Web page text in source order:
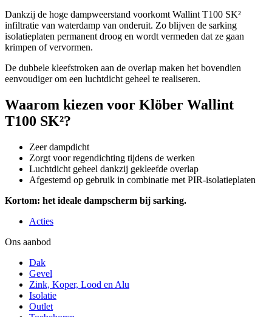
Dankzij de hoge dampweerstand voorkomt Wallint T100 SK²
infiltratie van waterdamp van onderuit. Zo blijven de sarking
isolatieplaten permanent droog en wordt vermeden dat ze gaan
krimpen of vervormen.
De dubbele kleefstroken aan de overlap maken het bovendien
eenvoudiger om een luchtdicht geheel te realiseren.
Waarom kiezen voor Klöber Wallint
T100 SK²?
Zeer dampdicht
Zorgt voor regendichting tijdens de werken
Luchtdicht geheel dankzij gekleefde overlap
Afgestemd op gebruik in combinatie met PIR-isolatieplaten
Kortom: het ideale dampscherm bij sarking.
Acties
Ons aanbod
Dak
Gevel
Zink, Koper, Lood en Alu
Isolatie
Outlet